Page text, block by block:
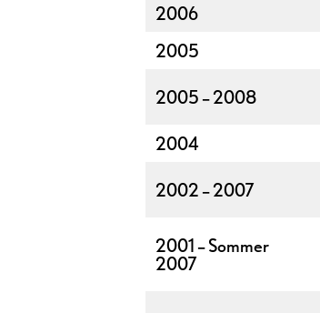
2006
2005
2005 – 2008
2004
2002 – 2007
2001 – Sommer
2007